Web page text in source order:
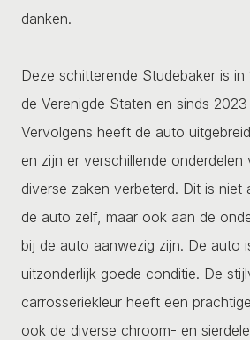
danken.
Deze schitterende Studebaker is in
de Verenigde Staten en sinds
Vervolgens heeft de auto
en zijn er verschillende onderdelen
diverse zaken verbeterd. Dit is niet
de auto zelf, maar ook aan de
bij de auto aanwezig zijn. De auto
uitzonderlijk goede conditie. De
carrosseriekleur heeft een
ook de diverse chroom- en